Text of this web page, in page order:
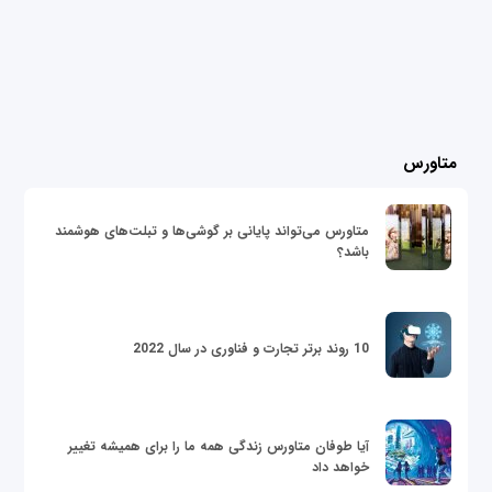
متاورس
متاورس می‌تواند پایانی بر گوشی‌ها و تبلت‌های هوشمند
باشد؟
10 روند برتر تجارت و فناوری در سال 2022
آیا طوفان متاورس زندگی همه ما را برای همیشه تغییر
خواهد داد